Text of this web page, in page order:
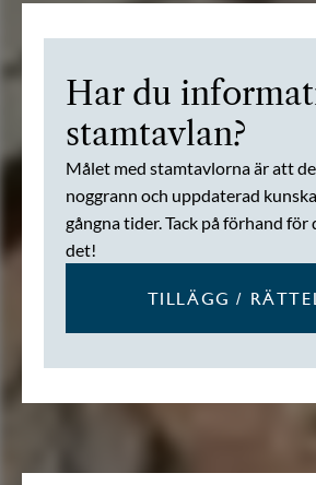
Har du
stamtavlan?
Målet med stamtavlorna är att
noggrann och uppdaterad
gångna tider. Tack på förhand
det!
TILLÄGG /